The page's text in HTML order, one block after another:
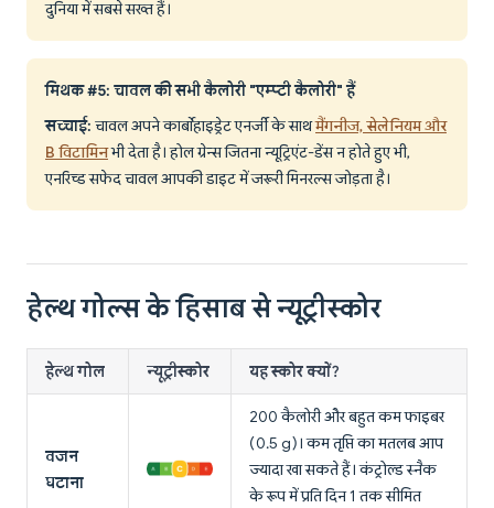
दुनिया में सबसे सख्त हैं।
मिथक #5: चावल की सभी कैलोरी "एम्प्टी कैलोरी" हैं
सच्चाई: चावल अपने कार्बोहाइड्रेट एनर्जी के साथमैंगनीज, सेलेनियम और
B विटामिनभी देता है। होल ग्रेन्स जितना न्यूट्रिएंट-डेंस न होते हुए भी,
एनरिच्ड सफेद चावल आपकी डाइट में जरूरी मिनरल्स जोड़ता है।
हेल्थ गोल्स के हिसाब से न्यूट्रीस्कोर
हेल्थ गोल न्यूट्रीस्कोर यह स्कोर क्यों?
वजन
घटाना
200 कैलोरी और बहुत कम फाइबर
(0.5 g)। कम तृप्ति का मतलब आप
ज्यादा खा सकते हैं। कंट्रोल्ड स्नैक
के रूप में प्रति दिन 1 तक सीमित